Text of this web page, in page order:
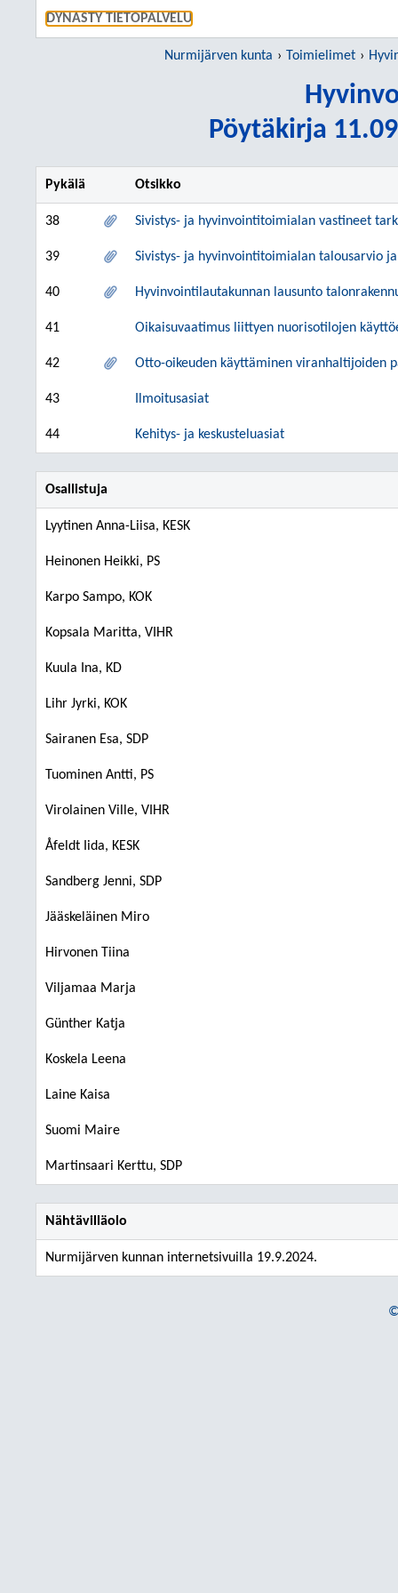
DYNASTY TIETOPALVELU
Nurmijärven kunta Toimielimet
Pöytäkirja
Pykälä Otsikko
38 Sivistys- ja hyvinvointitoimialan vastineet
39 Sivistys- ja hyvinvointitoimialan talousarvio
40 Hyvinvointilautakunnan lausunto
41 Oikaisuvaatimus liittyen nuorisotilojen
42 Otto-oikeuden käyttäminen viranhaltijoiden
43 Ilmoitusasiat
44 Kehitys- ja keskusteluasiat
Osallistuja
Lyytinen Anna-Liisa, KESK
Heinonen Heikki, PS
Karpo Sampo, KOK
Kopsala Maritta, VIHR
Kuula Ina, KD
Lihr Jyrki, KOK
Sairanen Esa, SDP
Tuominen Antti, PS
Virolainen Ville, VIHR
Åfeldt Iida, KESK
Sandberg Jenni, SDP
Jääskeläinen Miro
Hirvonen Tiina
Viljamaa Marja
Günther Katja
Koskela Leena
Laine Kaisa
Suomi Maire
Martinsaari Kerttu, SDP
Nähtävilläolo
Nurmijärven kunnan internetsivuilla 19.9.2024.